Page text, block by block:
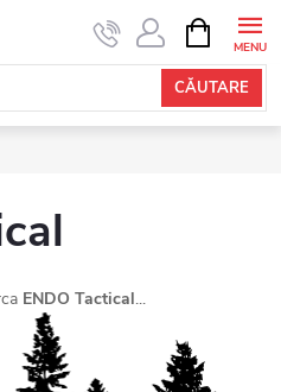
CĂUTARE
COŞ
DE
ENDO Tactical...